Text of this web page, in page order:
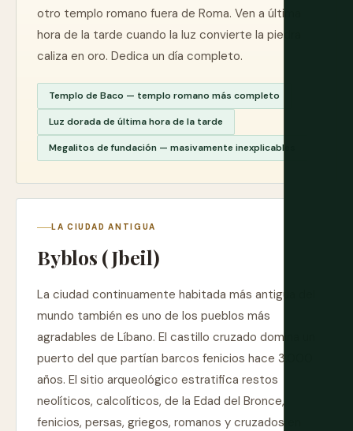
otro templo romano fuera de Roma. Ven a última
hora de la tarde cuando la luz convierte la piedra
caliza en oro. Dedica un día completo.
Templo de Baco — templo romano más completo
Luz dorada de última hora de la tarde
Megalitos de fundación — masivamente inexplicables
LA CIUDAD ANTIGUA
Byblos (Jbeil)
La ciudad continuamente habitada más antigua del
mundo también es uno de los pueblos más
agradables de Líbano. El castillo cruzado domina un
puerto del que partían barcos fenicios hace 3.000
años. El sitio arqueológico estratifica restos
neolíticos, calcolíticos, de la Edad del Bronce,
fenicios, persas, griegos, romanos y cruzados en